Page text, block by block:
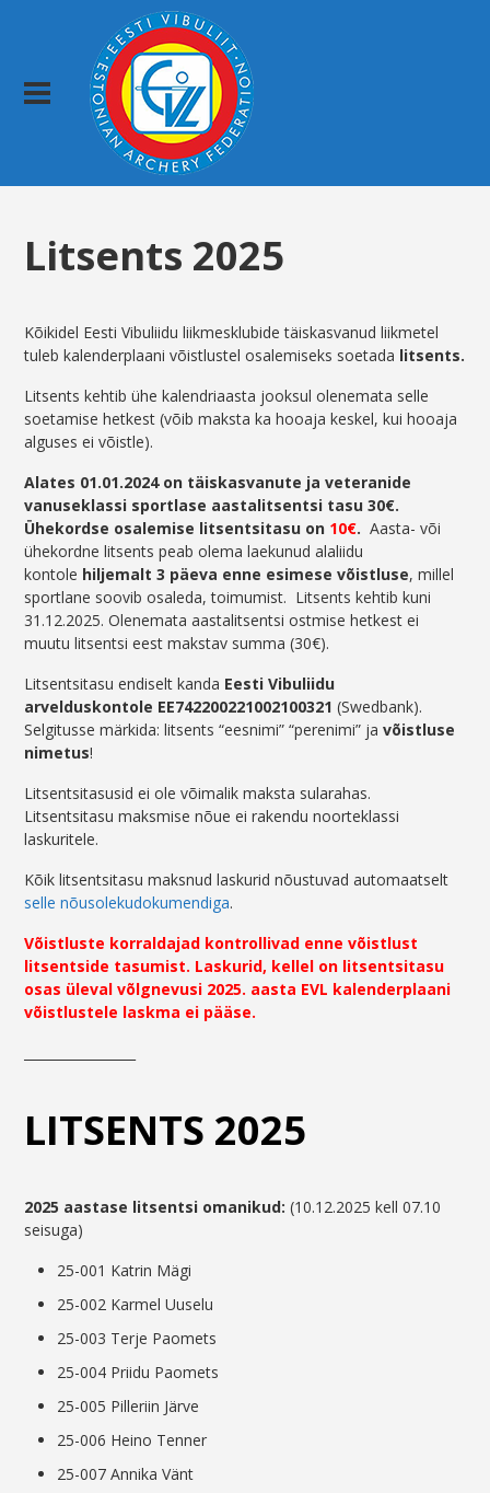
Litsents 2025
Kõikidel Eesti Vibuliidu liikmesklubide täiskasvanud liikmetel
tuleb kalenderplaani võistlustel osalemiseks soetada litsents.
Litsents kehtib ühe kalendriaasta jooksul olenemata selle
soetamise hetkest (võib maksta ka hooaja keskel, kui hooaja
alguses ei võistle).
Alates 01.01.2024 on täiskasvanute ja veteranide
vanuseklassi sportlase aastalitsentsi tasu 30€.
Ühekordse osalemise litsentsitasu on 10€. Aasta- või
ühekordne litsents peab olema laekunud alaliidu
kontole hiljemalt 3 päeva enne esimese võistluse, millel
sportlane soovib osaleda, toimumist. Litsents kehtib kuni
31.12.2025. Olenemata aastalitsentsi ostmise hetkest ei
muutu litsentsi eest makstav summa (30€).
Litsentsitasu endiselt kanda Eesti Vibuliidu
arvelduskontole EE742200221002100321 (Swedbank).
Selgitusse märkida: litsents “eesnimi” “perenimi” javõistluse
nimetus!
Litsentsitasusid ei ole võimalik maksta sularahas.
Litsentsitasu maksmise nõue ei rakendu noorteklassi
laskuritele.
Kõik litsentsitasu maksnud laskurid nõustuvad automaatselt
selle nõusolekudokumendiga.
Võistluste korraldajad kontrollivad enne võistlust
litsentside tasumist. Laskurid, kellel on litsentsitasu
osas üleval võlgnevusi 2025. aasta EVL kalenderplaani
võistlustele laskma ei pääse.
LITSENTS 2025
2025 aastase litsentsi omanikud:(10.12.2025 kell 07.10
seisuga)
25-001 Katrin Mägi
25-002 Karmel Uuselu
25-003 Terje Paomets
25-004 Priidu Paomets
25-005 Pilleriin Järve
25-006 Heino Tenner
25-007 Annika Vänt